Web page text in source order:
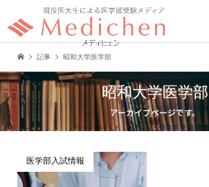
記事 昭和大学医学部
昭和大学医学部
アーカイブページです。
医学部入試情報